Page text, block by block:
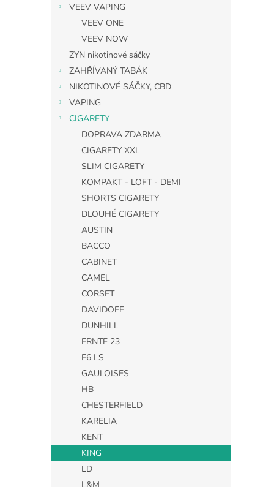
VEEV VAPING
VEEV ONE
VEEV NOW
ZYN nikotinové sáčky
ZAHŘÍVANÝ TABÁK
NIKOTINOVÉ SÁČKY, CBD
VAPING
CIGARETY
DOPRAVA ZDARMA
CIGARETY XXL
SLIM CIGARETY
KOMPAKT - LOFT - DEMI
SHORTS CIGARETY
DLOUHÉ CIGARETY
AUSTIN
BACCO
CABINET
CAMEL
CORSET
DAVIDOFF
DUNHILL
ERNTE 23
F6 LS
GAULOISES
HB
CHESTERFIELD
KARELIA
KENT
KING
LD
L&M